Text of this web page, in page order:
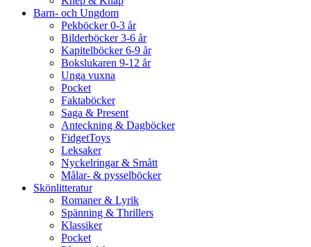
Barn- och Ungdom
Pekböcker 0-3 år
Bilderböcker 3-6 år
Kapitelböcker 6-9 år
Bokslukaren 9-12 år
Unga vuxna
Pocket
Faktaböcker
Saga & Present
Anteckning & Dagböcker
FidgetToys
Leksaker
Nyckelringar & Smått
Målar- & pysselböcker
Skönlitteratur
Romaner & Lyrik
Spänning & Thrillers
Klassiker
Pocket